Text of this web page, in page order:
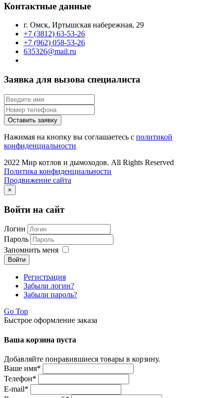
Контактные данные
г. Омск, Иртышская набережная, 29
+7 (3812) 63-53-26
+7 (962) 058-53-26
635326@mail.ru
Заявка для вызова специалиста
Оставить заявку
Нажимая на кнопку вы соглашаетесь с политикой
конфиденциальности
2022 Мир котлов и дымоходов. All Rights Reserved
Политика конфиденциальности
Продвижение сайта
×
Войти на сайт
Логин
Пароль
Запомнить меня
Войти
Регистрация
Забыли логин?
Забыли пароль?
Go Top
Быстрое оформление заказа
Ваша корзина пуста
Добавляйте понравившиеся товары в корзину.
Ваше имя*
Телефон*
E-mail*